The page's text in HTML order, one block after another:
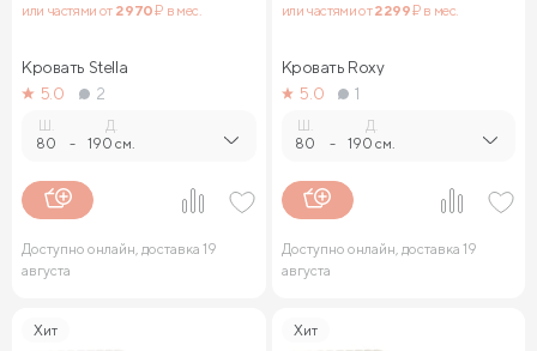
или частями от 2 970₽ в мес.
Кровать Stella
5.0
2
80 -
Д.
190 см.
Доступно онлайн, доставка 19
августа
или частями от2 299₽ в мес.
Кровать Roxy
5.0
1
80 -
Д.
190 см.
Доступно онлайн, доставка 19
августа
Хит Хит